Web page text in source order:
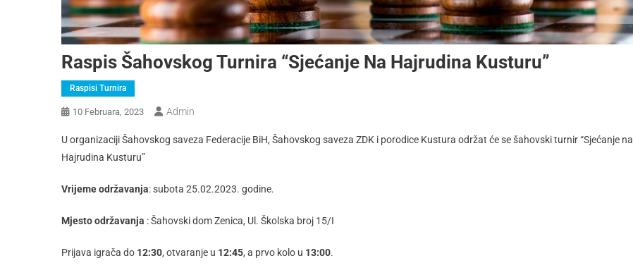
Raspis Šahovskog Turnira “Sjećanje Na Hajrudina Kusturu”
Raspisi Turnira
10 Februara, 2023 Admin
U organizaciji Šahovskog saveza Federacije BiH, Šahovskog saveza ZDK i porodice Kustura održat će se šahovski turnir “Sjećanje na
Hajrudina Kusturu”
Vrijeme održavanja: subota 25.02.2023. godine.
Mjesto održavanja : Šahovski dom Zenica, Ul. Školska broj 15/I
Prijava igrača do 12:30, otvaranje u 12:45, a prvo kolo u 13:00.